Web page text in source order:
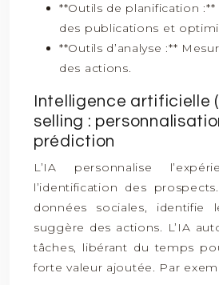
**Outils de planification
des publications et
**Outils d’analyse :**
des actions.
Intelligence artificielle
selling :
prédiction
L’IA personnalise
l’identification des
données sociales, identifie
suggère des actions. L’IA
tâches, libérant du temps
forte valeur ajoutée. Par